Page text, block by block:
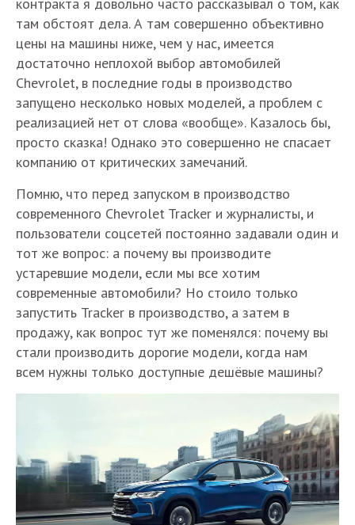
там обстоят дела. А там совершенно объективно
цены на машины ниже, чем у нас, имеется
достаточно неплохой выбор автомобилей
Chevrolet, в последние годы в производство
запущено несколько новых моделей, а проблем с
реализацией нет от слова «вообще». Казалось бы,
просто сказка! Однако это совершенно не спасает
компанию от критических замечаний.
Помню, что перед запуском в производство
современного Chevrolet Tracker и журналисты, и
пользователи соцсетей постоянно задавали один и
тот же вопрос: а почему вы производите
устаревшие модели, если мы все хотим
современные автомобили? Но стоило только
запустить Tracker в производство, а затем в
продажу, как вопрос тут же поменялся: почему вы
стали производить дорогие модели, когда нам
всем нужны только доступные дешёвые машины?